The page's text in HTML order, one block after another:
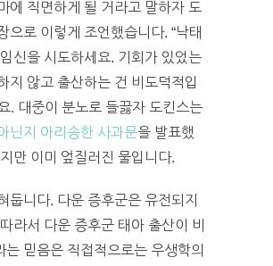
에 직면하게 될 거라고 말하자 도
으로 이렇게 조언했습니다. “낙태
신을 시도하세요. 기회가 있었는
지 않고 출산하는 건 비도덕적입
. 대중이 분노로 들끓자 도킨스는
닌지 아리송한 사과문을 발표했
만 이미 엎질러진 물입니다.
둡니다. 다운 증후군은 유전되지
라서 다운 증후군 태아 출산이 비
는 믿음은 직접적으로는 우생학의